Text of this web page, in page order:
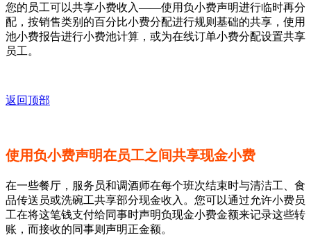
您的员工可以共享小费收入——使用负小费声明进行临时再分
配，按销售类别的百分比小费分配进行规则基础的共享，使用
池小费报告进行小费池计算，或为在线订单小费分配设置共享
员工。
返回顶部
使用负小费声明在员工之间共享现金小费
在一些餐厅，服务员和调酒师在每个班次结束时与清洁工、食
品传送员或洗碗工共享部分现金收入。您可以通过允许小费员
工在将这笔钱支付给同事时声明负现金小费金额来记录这些转
账，而接收的同事则声明正金额。